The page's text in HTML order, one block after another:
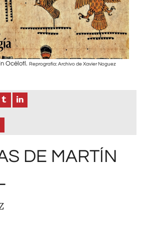
Océlotl. Reprografía: Archivo de Xavier Noguez
DE MARTÍN